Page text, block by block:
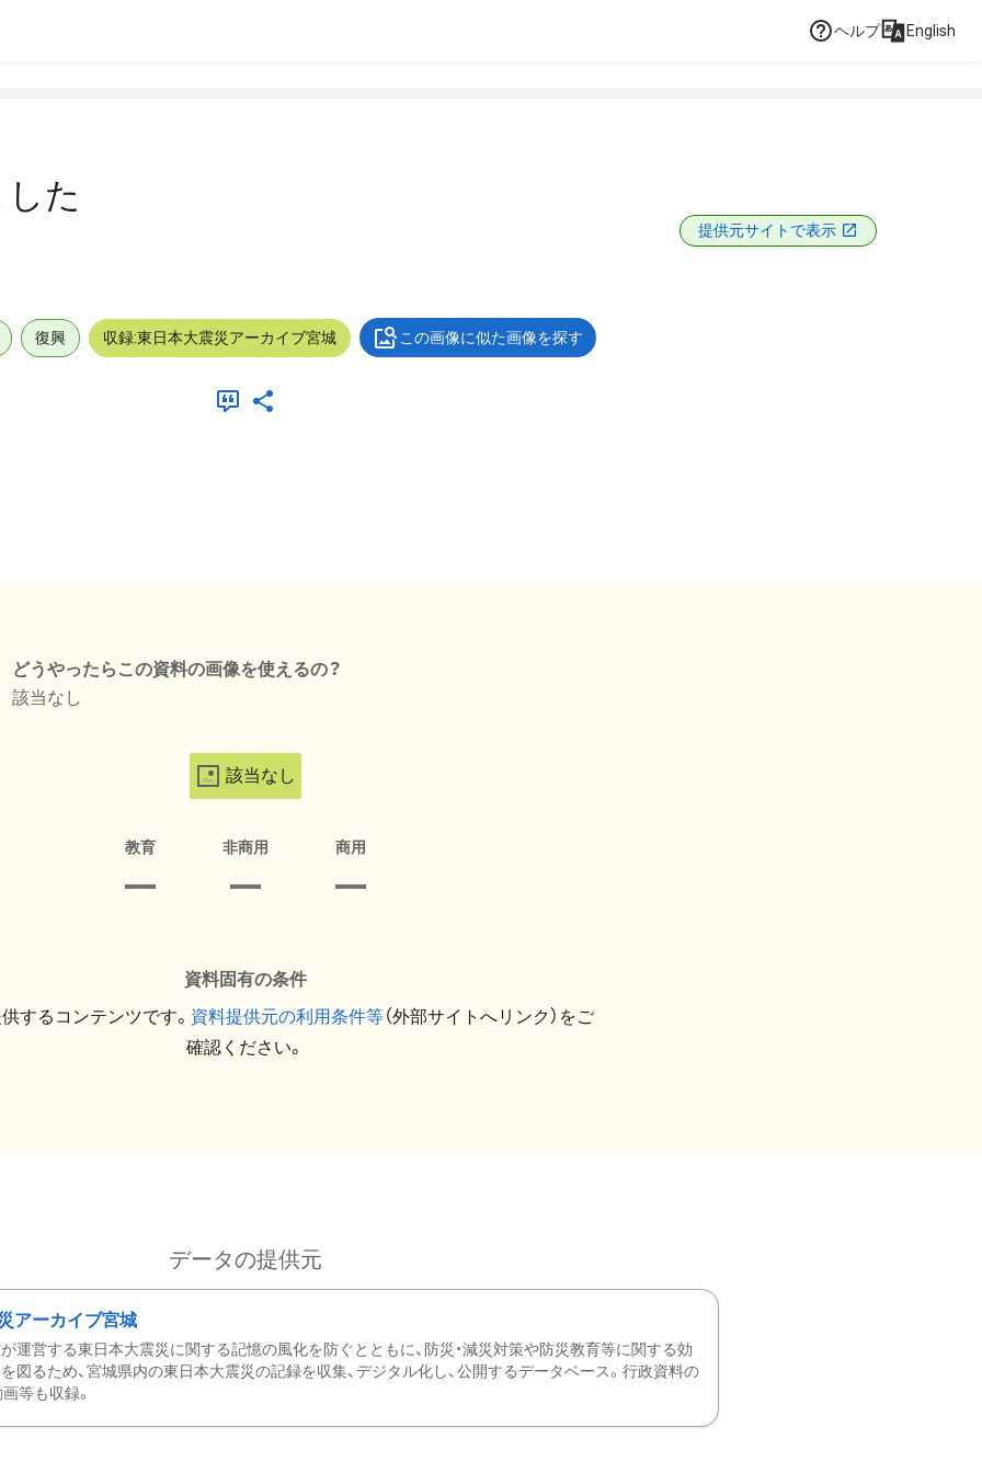
ヘルプ English
た
提供元サイトで表示
復興 収録:東日本大震災アーカイブ宮城 この画像に似た画像を探す
どうやったらこの資料の画像を使えるの？
該当なし
該当なし
教育 非商用 商用
資料固有の条件
するコンテンツです。 資料提供元の利用条件等（外部サイトへリンク）をご
確認ください。
データの提供元
アーカイブ宮城
運営する東日本大震災に関する記憶の風化を防ぐとともに、防災・減災対策や防災教育等に関する効
図るため、宮城県内の東日本大震災の記録を収集、デジタル化し、公開するデータベース。行政資料の
等も収録。